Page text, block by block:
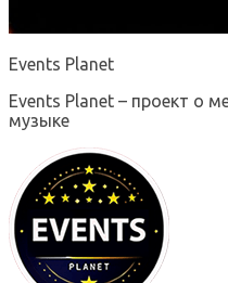
Events Planet
Events Planet – проект о
музыке